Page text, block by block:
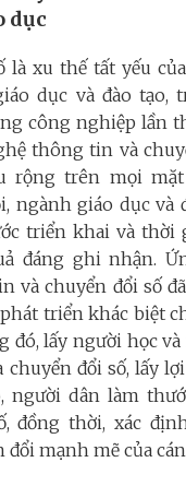
dục
là xu thế tất yếu
dục và đào tạo,
công nghiệp lần
thông tin và
rộng trên mọi mặt
ngành giáo dục và
triển khai và thời
đáng ghi nhận.
và chuyển đổi số
triển khác biệt
đó, lấy người học
chuyển đổi số, lấy
người dân làm
đồng thời, xác
mạnh mẽ của